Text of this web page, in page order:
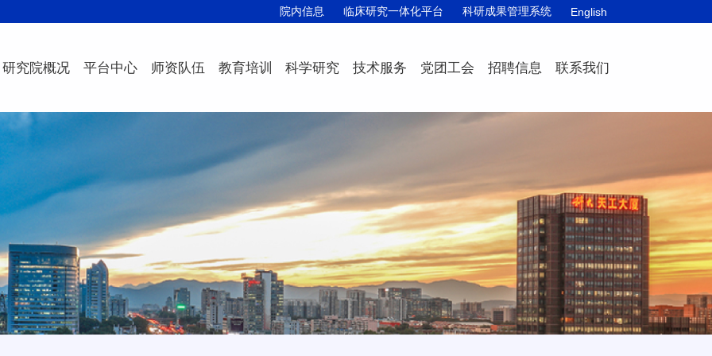
院内信息 临床研究一体化平台 科研成果管理系统 English
研究院概况 平台中心 师资队伍 教育培训 科学研究 技术服务 党团工会 招聘信息 联系我们